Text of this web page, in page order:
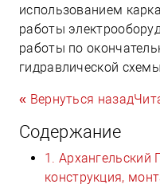
использованием
работы
работы по
гидравлической
« Вернуться назад
Содержание
1. Архангельский
конструкция,